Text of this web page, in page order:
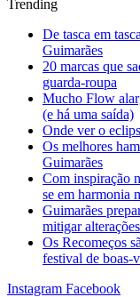
Trending
De tasca em
Guimarães
20 marcas que
guarda-roupa
Mucho Flow
(e há uma saída)
Onde ver o
Os melhores
Guimarães
Com inspiração
se em harmonia
Guimarães
mitigar
Os Recomeços
festival de boas-
Instagram Facebook